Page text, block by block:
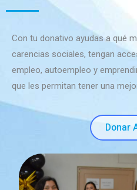
Con tu donativo ayudas a qué
carencias sociales, tengan
empleo, autoempleo y
que les permitan tener una
Donar